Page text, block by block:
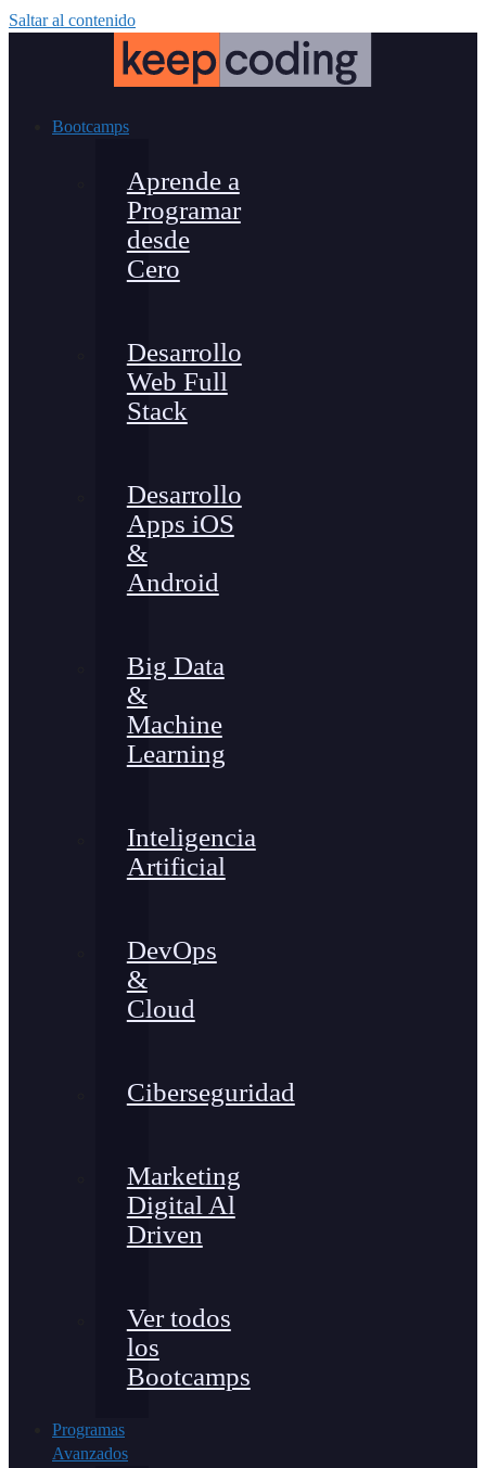
Saltar al contenido
Bootcamps
Aprende a
Programar
desde
Cero
Desarrollo
Web Full
Stack
Desarrollo
Apps iOS
&
Android
Big Data
&
Machine
Learning
Inteligencia
Artificial
DevOps
&
Cloud
Ciberseguridad
Marketing
Digital Al
Driven
Ver todos
los
Bootcamps
Programas
Avanzados